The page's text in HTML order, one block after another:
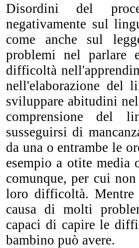
Disordini del
negativamente sul
come anche sul
problemi nel parlare
difficoltà
nell'elaborazione del
sviluppare abitudini
comprensione del
susseguirsi di
da una o entrambe le
esempio a otite
comunque, per cui
loro difficoltà. Mentre
causa di molti
capaci di capire le
bambino può avere.